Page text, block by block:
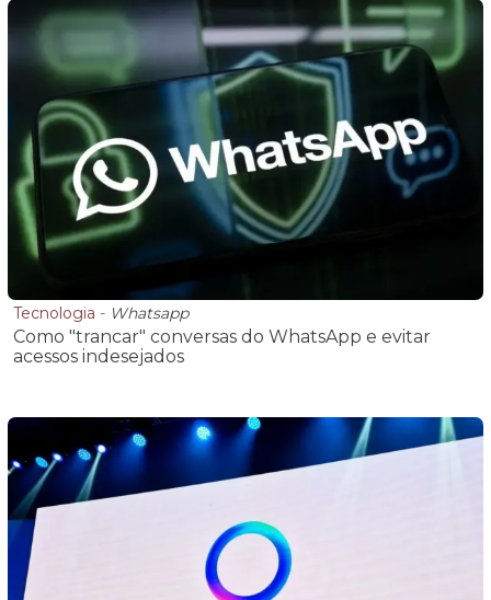
Tecnologia - Whatsapp
Como "trancar" conversas do WhatsApp e evitar
acessos indesejados